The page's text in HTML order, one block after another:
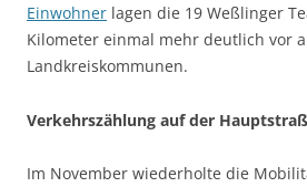
Einwohner lagen die 19 Weßlinger
Kilometer einmal mehr deutlich vor
Landkreiskommunen.
Verkehrszählung auf der
Im November wiederholte die